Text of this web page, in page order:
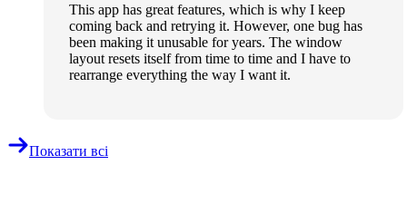
This app has great features, which is why I keep
coming back and retrying it. However, one bug has
been making it unusable for years. The window
layout resets itself from time to time and I have to
rearrange everything the way I want it.
Показати всі